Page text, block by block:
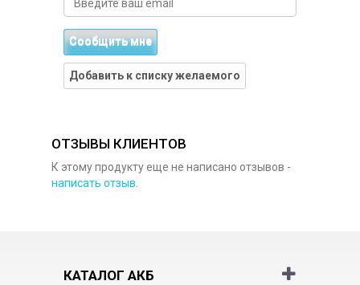
Сообщить мне
Добавить к списку желаемого
ОТЗЫВЫ КЛИЕНТОВ
К этому продукту еще не написано отзывов -
написать отзыв.
КАТАЛОГ АКБ